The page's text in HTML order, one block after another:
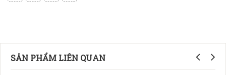
SẢN PHẨM LIÊN QUAN